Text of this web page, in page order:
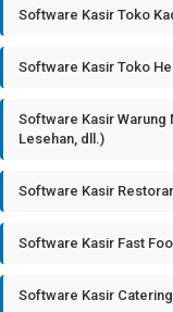
Software Kasir Toko
Software Kasir Toko
Software Kasir Warung
Lesehan, dll.)
Software Kasir
Software Kasir Fast
Software Kasir